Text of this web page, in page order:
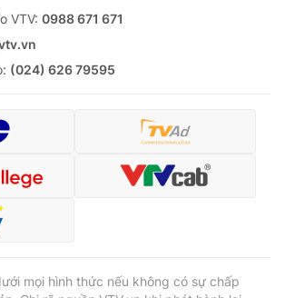
VTV: 0988 671 671
(024) 626 79595
mọi hình thức nếu không có sự chấp